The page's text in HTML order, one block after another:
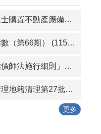
不動產應備文件與流程
期） (115年7月15日發布)
施行細則」第3條條文
次）標售作業，自即日起辦理公告標售作業
更多